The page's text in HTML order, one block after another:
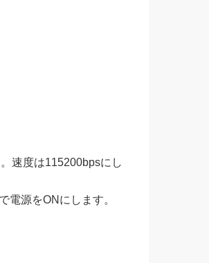
速度は115200bpsにし
電源をONにします。